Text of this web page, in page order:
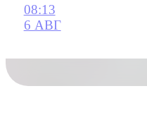
08:13
6 АВГ